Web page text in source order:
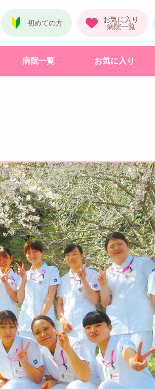
病院一覧 お気に入り